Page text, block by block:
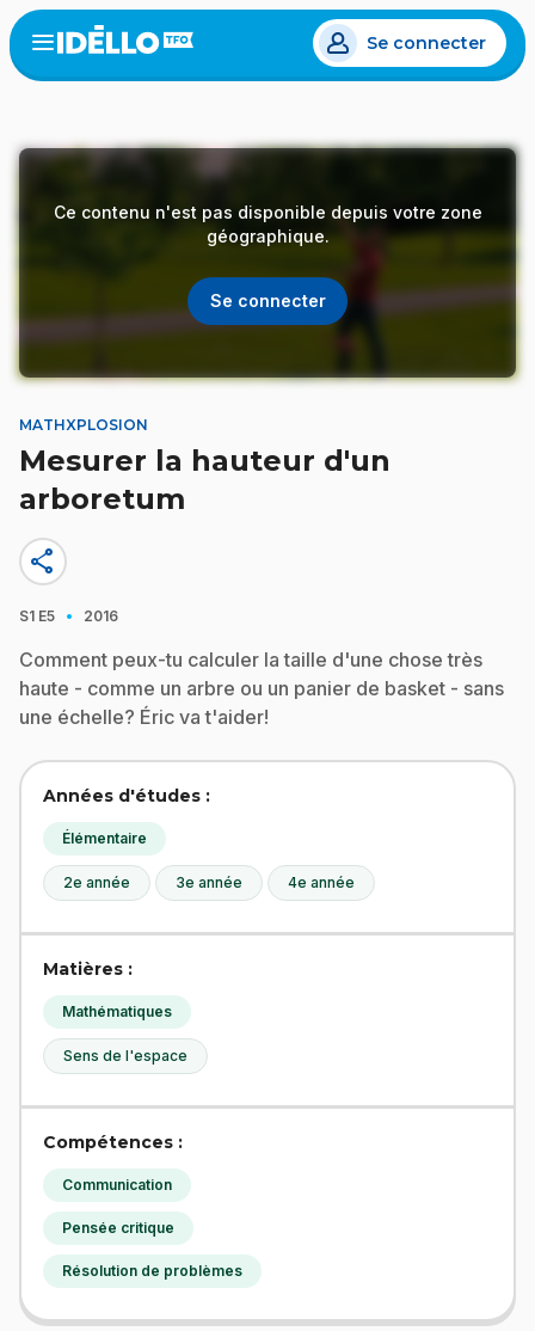
Aller
au
contenu
Open
menu
Se connecter
Ce contenu n'est pas disponible depuis votre zone
géographique.
Se connecter
MATHXPLOSION
Mesurer la hauteur d'un
arboretum
share
S1 E5 · 2016
Comment peux-tu calculer la taille d'une chose très
haute - comme un arbre ou un panier de basket - sans
une échelle? Éric va t'aider!
Années d'études :
Élémentaire
2e année 3e année 4e année
Matières :
Mathématiques
Sens de l'espace
Compétences :
Communication
Pensée critique
Résolution de problèmes